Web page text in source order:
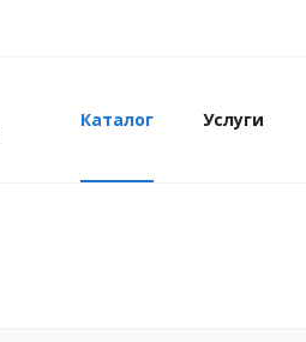
Каталог Услуги